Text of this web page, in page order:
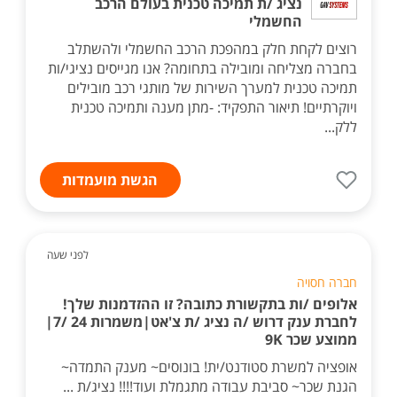
החשמלי
רוצים לקחת חלק במהפכת הרכב החשמלי ולהשתלב
בחברה מצליחה ומובילה בתחומה? אנו מגייסים נציגי/ות
תמיכה טכנית למערך השירות של מותגי רכב מובילים
ויוקרתיים! תיאור התפקיד: -מתן מענה ותמיכה טכנית
ללק...
הגשת מועמדות
לפני שעה
חברה חסויה
אלופים /ות בתקשורת כתובה? זו ההזדמנות שלך!
לחברת ענק דרוש /ה נציג /ת צ'אט|משמרות 24 /7|
ממוצע שכר 9K
אופציה למשרת סטודנט/ית! בונוסים~ מענק התמדה~
הגנת שכר~ סביבת עבודה מתגמלת ועוד!!!! נציג/ת ...